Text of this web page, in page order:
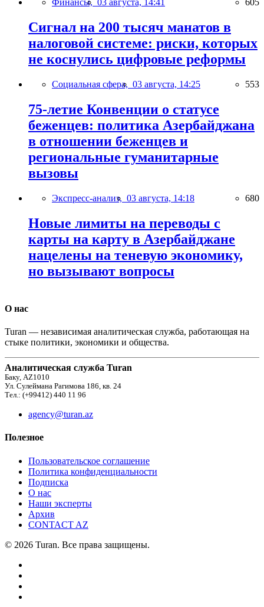
Финансы, 03 августа, 14:41 605
Сигнал на 200 тысяч манатов в
налоговой системе: риски, которых
не коснулись цифровые реформы
Социальная сфера, 03 августа, 14:25 553
75-летие Конвенции о статусе
беженцев: политика Азербайджана
в отношении беженцев и
региональные гуманитарные
вызовы
Экспресс-анализ, 03 августа, 14:18 680
Новые лимиты на переводы с
карты на карту в Азербайджане
нацелены на теневую экономику,
но вызывают вопросы
О нас
Turan — независимая аналитическая служба, работающая на
стыке политики, экономики и общества.
Аналитическая служба Turan
Баку, AZ1010
Ул. Сулеймана Рагимова 186, кв. 24
Тел.: (+99412) 440 11 96
agency@turan.az
Полезное
Пользовательское соглашение
Политика конфиденциальности
Подписка
О нас
Наши эксперты
Архив
CONTACT AZ
© 2026 Turan. Все права защищены.